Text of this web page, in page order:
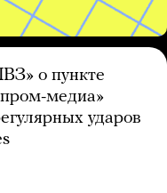
о пункте
медиа»
ударов